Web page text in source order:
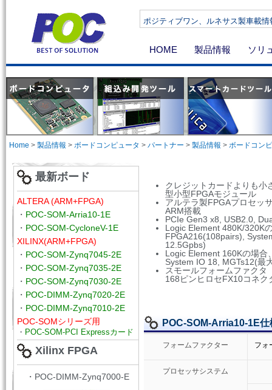
ポジティブワン、ルネサス製車載
HOME 製品情報 ソリ
Home > 製品情報 > ボードコンピュータ > パートナー > 製品情報 > ボードコン
最新ボード
ALTERA (ARM+FPGA)
・ POC-SOM-Arria10-1E
・ POC-SOM-CycloneV-1E
XILINX(ARM+FPGA)
・ POC-SOM-Zynq7045-2E
・ POC-SOM-Zynq7035-2E
・ POC-SOM-Zynq7030-2E
・ POC-DIMM-Zynq7020-2E
・ POC-DIMM-Zynq7010-2E
POC-SOMシリーズ用
・ POC-SOM-PCI Expressカード
Xilinx FPGA
・POC-DIMM-Zynq7000-E
クレジットカードよりも小
型小型FPGAモジュール
アルテラ製FPGAプロセッ
ARM搭載
PCIe Gen3 x8, USB2.0,
Logic Element 480K/320K
FPGA216(108pairs),
12.5Gpbs)
Logic Element 160Kの場合
System IO 18, MGTs12(最
スモールフォームファクタ
168ピンヒロセFX10コネク
POC-SOM-Arria10-1E仕
フォームファクター フォ
プロセッサシステム